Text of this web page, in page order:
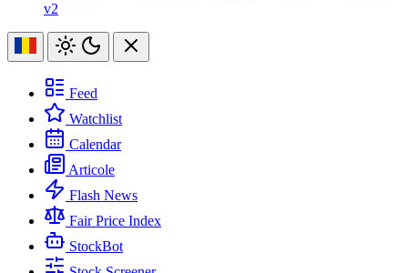
v2
Feed
Watchlist
Calendar
Articole
Flash News
Fair Price Index
StockBot